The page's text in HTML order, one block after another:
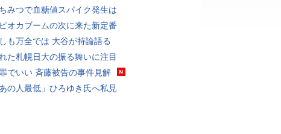
みつで血糖値スパイク発生は
オカブームの次に来た新定番
も万全では 大谷が持論語る
た札幌日大の振る舞いに注目
でいい 斉藤被告の事件見解
あの人最低」ひろゆき氏へ私見